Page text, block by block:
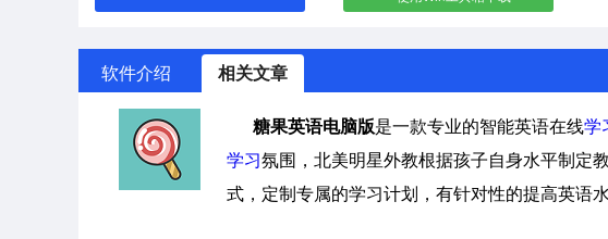
软件介绍 相关文章
糖果英语电脑版是一款专业的智能英语在线学
学习氛围，北美明星外教根据孩子自身水平制定
式，定制专属的学习计划，有针对性的提高英语水